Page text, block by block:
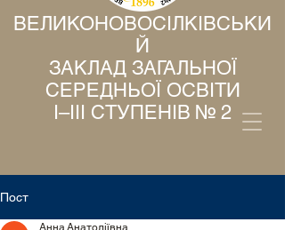
ВЕЛИКОНОВОСІЛКІВСЬКИ
Й
ЗАКЛАД ЗАГАЛЬНОЇ
СЕРЕДНЬОЇ ОСВІТИ
І–ІІІ СТУПЕНІВ № 2
Пост
Анна Анатоліївна